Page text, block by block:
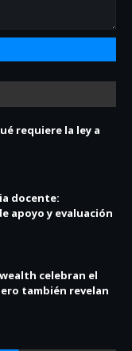
requiere la ley a
docente:
apoyo y evaluación
celebran el
también revelan